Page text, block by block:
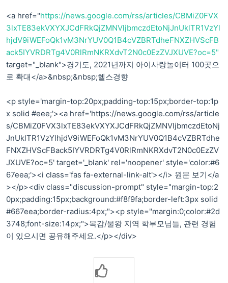
<a href="https://news.google.com/rss/articles/CBMiZ0FVX
3lxTE83ekVXYXJCdFRkQjZMNVljbmczdEtoNjJnUklTR1VzYl
hjdV9iWEFoQk1vM3NrYUV0Q1B4cVZBRTdheFNXZHVScFB
ack5IYVRDRTg4V0RlRmNKRXdvT2N0c0EzZVJXUVE?oc=5"
target="_blank">경기도, 2021년까지 아이사랑놀이터 100곳으
로 확대</a>&nbsp;&nbsp;헬스경향
<p style='margin-top:20px;padding-top:15px;border-top:1p
x solid #eee;'><a href='https://news.google.com/rss/article
s/CBMiZ0FVX3lxTE83ekVXYXJCdFRkQjZMNVljbmczdEtoNj
JnUklTR1VzYlhjdV9iWEFoQk1vM3NrYUV0Q1B4cVZBRTdhe
FNXZHVScFBack5IYVRDRTg4V0RlRmNKRXdvT2N0c0EzZV
JXUVE?oc=5' target='_blank' rel='noopener' style='color:#6
67eea;'><i class='fas fa-external-link-alt'></i> 원문 보기</a
></p><div class="discussion-prompt" style="margin-top:2
0px;padding:15px;background:#f8f9fa;border-left:3px solid
#667eea;border-radius:4px;"><p style="margin:0;color:#2d
3748;font-size:14px;">목감/물왕 지역 학부모님들, 관련 경험
이 있으시면 공유해주세요.</p></div>